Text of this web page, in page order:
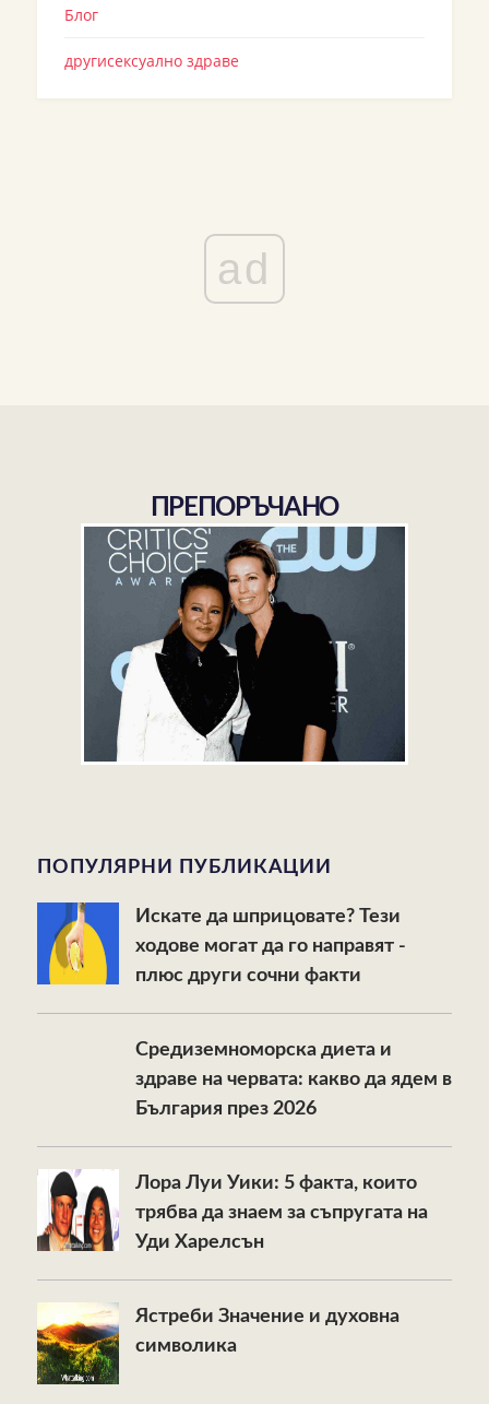
Блог
другисексуално здраве
ad
ПРЕПОРЪЧАНО
ПОПУЛЯРНИ ПУБЛИКАЦИИ
Искате да шприцовате? Тези
ходове могат да го направят -
плюс други сочни факти
Средиземноморска диета и
здраве на червата: какво да ядем в
България през 2026
Лора Луи Уики: 5 факта, които
трябва да знаем за съпругата на
Уди Харелсън
Ястреби Значение и духовна
символика